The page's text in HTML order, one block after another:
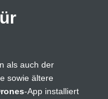
als auch der
sowie ältere
-App installiert